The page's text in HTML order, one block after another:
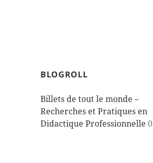
BLOGROLL
Billets de tout le monde –
Recherches et Pratiques en
Didactique Professionnelle 0